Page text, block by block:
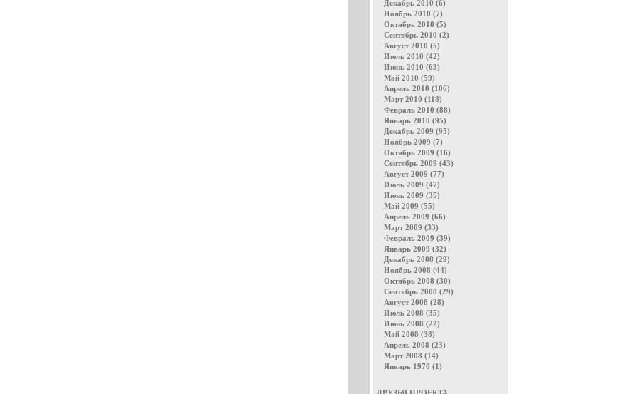
Декабрь 2010 (6)
Ноябрь 2010 (7)
Октябрь 2010 (5)
Сентябрь 2010 (2)
Август 2010 (5)
Июль 2010 (42)
Июнь 2010 (63)
Май 2010 (59)
Апрель 2010 (106)
Март 2010 (118)
Февраль 2010 (88)
Январь 2010 (95)
Декабрь 2009 (95)
Ноябрь 2009 (7)
Октябрь 2009 (16)
Сентябрь 2009 (43)
Август 2009 (77)
Июль 2009 (47)
Июнь 2009 (35)
Май 2009 (55)
Апрель 2009 (66)
Март 2009 (33)
Февраль 2009 (39)
Январь 2009 (32)
Декабрь 2008 (29)
Ноябрь 2008 (44)
Октябрь 2008 (30)
Сентябрь 2008 (29)
Август 2008 (28)
Июль 2008 (35)
Июнь 2008 (22)
Май 2008 (38)
Апрель 2008 (23)
Март 2008 (14)
Январь 1970 (1)